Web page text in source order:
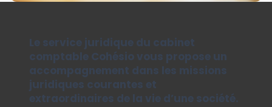
Le service juridique du cabinet
comptable Cohésio vous propose un
accompagnement dans les missions
juridiques courantes et
extraordinaires de la vie d’une société.